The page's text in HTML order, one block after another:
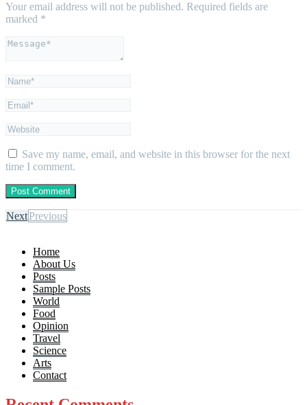
Your email address will not be published. Required fields are
marked *
Save my name, email, and website in this browser for the next
time I comment.
NextPrevious
Home
About Us
Posts
Sample Posts
World
Food
Opinion
Travel
Science
Arts
Contact